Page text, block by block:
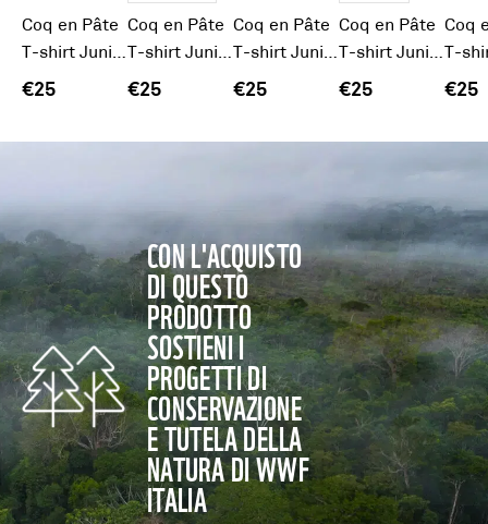
Coq en Pâte
T-shirt Junior Panda
€25
Coq en Pâte
T-shirt Junior Koala
€25
Coq en Pâte
T-shirt Junior Balena
€25
Coq en Pâte
T-shirt Junior Foca
€25
Coq
€25
CON L'ACQUISTO
DI QUESTO
PRODOTTO
SOSTIENI I
PROGETTI DI
CONSERVAZIONE
E TUTELA DELLA
NATURA DI WWF
ITALIA